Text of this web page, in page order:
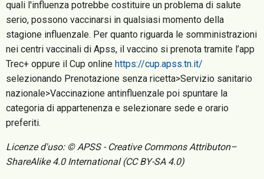
quali l'influenza potrebbe costituire un problema di salute
serio, possono vaccinarsi in qualsiasi momento della
stagione influenzale. Per quanto riguarda le somministrazioni
nei centri vaccinali di Apss, il vaccino si prenota tramite l’app
Trec+ oppure il Cup online https://cup.apss.tn.it/
selezionando Prenotazione senza ricetta>Servizio sanitario
nazionale>Vaccinazione antinfluenzale poi spuntare la
categoria di appartenenza e selezionare sede e orario
preferiti.
Licenze d'uso: © APSS - Creative Commons Attributon–
ShareAlike 4.0 International (CC BY-SA 4.0)